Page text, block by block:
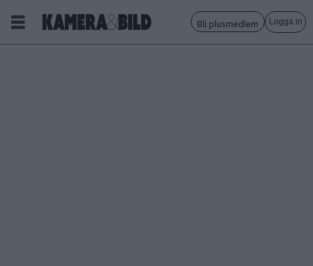
Bli plusmedlem Logga in